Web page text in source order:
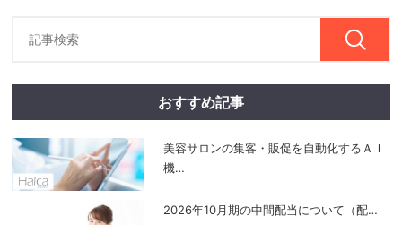
おすすめ記事
美容サロンの集客・販促を自動化するＡＩ
機…
2026年10月期の中間配当について（配…